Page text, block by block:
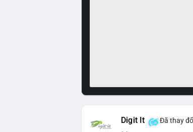
Digit It Đã thay